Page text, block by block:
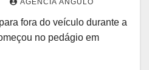
AGÊNCIA ÂNGULO
fora do veículo durante a
no pedágio em